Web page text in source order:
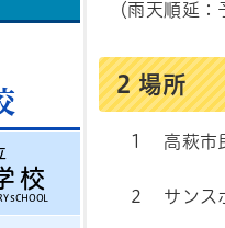
校
SCHOOL
（雨天順延
2 場所
１ 高萩市
２ サンス